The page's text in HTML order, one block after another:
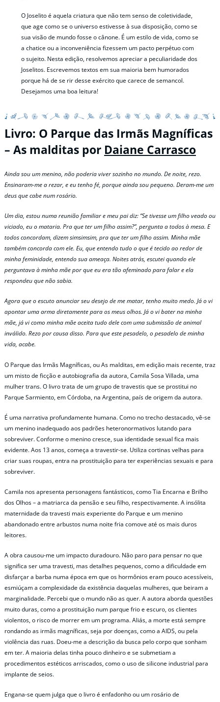
O Joselito é aquela criatura que não tem senso de coletividade,
que age como se o universo estivesse à sua disposição, como se
sua visão de mundo fosse o cânone. É um estilo de vida, como se
a chatice ou a inconveniência fizessem um pacto perpétuo com
o sujeito. Nesta edição, resolvemos apreciar a peculiaridade dos
Joselitos. Escrevemos textos em sua maioria bem humorados
porque há de se rir desse exército que carece de semancol.
Desejamos uma boa leitura!
Livro: O Parque das Irmãs Magníficas
– As malditas por Daiane Carrasco
Ainda sou um menino, não poderia viver sozinho no mundo. De noite, rezo.
Ensinaram-me a rezar, e eu tenho fé, porque ainda sou pequeno. Deram-me um
deus que cabe num rosário.
Um dia, estou numa reunião familiar e meu pai diz: “Se tivesse um filho veado ou
viciado, eu o mataria. Pra que ter um filho assim?”, pergunta a todos à mesa. E
todos concordam, dizem simsimsim, pra que ter um filho assim. Minha mãe
também concorda com ele. Eu, que entendo tudo o que é tecido ao redor de
minha feminidade, entendo sua ameaça. Noites atrás, escutei quando ele
perguntava à minha mãe por que eu era tão afeminado para falar e ela
respondeu que não sabia.
Agora que o escuto anunciar seu desejo de me matar, tenho muito medo. Já o vi
apontar uma arma diretamente para os meus olhos. Já o vi bater na minha
mãe, já vi como minha mãe aceita tudo dele com uma submissão de animal
inválido. Rezo por causa disso. Para que este pesadelo, o pesadelo de minha
vida, acabe.
O Parque das Irmãs Magníficas, ou As malditas, em edição mais recente, traz
um misto de ficção e autobiografia da autora, Camila Sosa Villada, uma
mulher trans. O livro trata de um grupo de travestis que se prostitui no
Parque Sarmiento, em Córdoba, na Argentina, país de origem da autora.
É uma narrativa profundamente humana. Como no trecho destacado, vê-se
um menino inadequado aos padrões heteronormativos lutando para
sobreviver. Conforme o menino cresce, sua identidade sexual fica mais
evidente. Aos 13 anos, começa a travestir-se. Utiliza cortinas velhas para
criar suas roupas, entra na prostituição para ter experiências sexuais e para
sobreviver.
Camila nos apresenta personagens fantásticos, como Tia Encarna e Brilho
dos Olhos – a matriarca da pensão e seu filho, respectivamente. A insólita
maternidade da travesti mais experiente do Parque e um menino
abandonado entre arbustos numa noite fria comove até os mais duros
leitores.
A obra causou-me um impacto duradouro. Não paro para pensar no que
significa ser uma travesti, mas detalhes pequenos, como a dificuldade em
disfarçar a barba numa época em que os hormônios eram pouco acessíveis,
esmiúçam a complexidade da existência daquelas mulheres, que beiram a
marginalidade. Percebi que o mundo não as quer. A autora aborda questões
muito duras, como a prostituição num parque frio e escuro, os clientes
violentos, o risco de morrer em um programa. Aliás, a morte está sempre
rondando as irmãs magníficas, seja por doenças, como a AIDS, ou pela
violência das ruas. Doeu-me a descrição da busca pelo corpo que sonham
em ter. A maioria delas tinha pouco dinheiro e se submetiam a
procedimentos estéticos arriscados, como o uso de silicone industrial para
implante de seios.
Engana-se quem julga que o livro é enfadonho ou um rosário de